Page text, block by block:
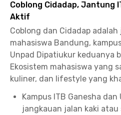
Coblong Cidadap, Jantung
Aktif
Coblong dan Cidadap
mahasiswa Bandung,
Unpad Dipatiukur keduanya
Ekosistem mahasiswa yang
kuliner, dan lifestyle yang
Kampus ITB Ganesha
jangkauan jalan kaki atau